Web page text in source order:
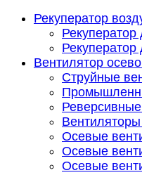
Рекуператор
Рекуператор
Вентилятор
Струйные
Осевые
Осевые
Осевые